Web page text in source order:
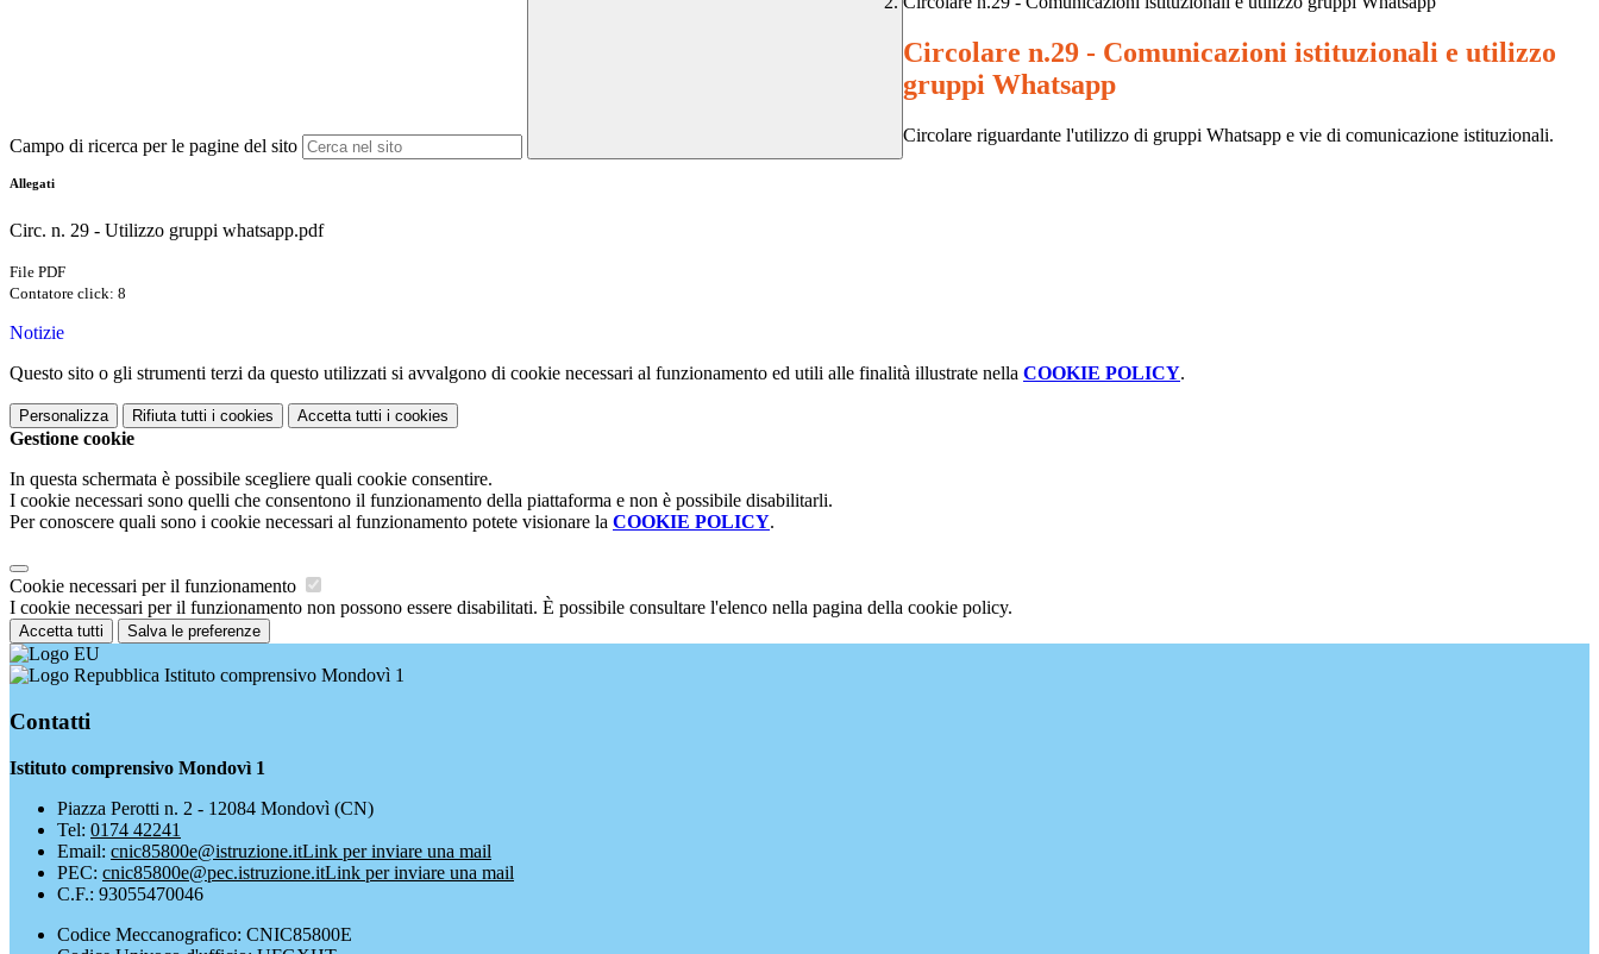
Campo di ricerca per le pagine del sito
Circolare n.29 - Comunicazioni istituzionali e utilizzo
gruppi Whatsapp
Circolare riguardante l'utilizzo di gruppi Whatsapp e vie di comunicazione istituzionali.
Allegati
Circ. n. 29 - Utilizzo gruppi whatsapp.pdf
File PDF
Contatore click: 8
Notizie
Questo sito o gli strumenti terzi da questo utilizzati si avvalgono di cookie necessari al funzionamento ed utili alle finalità illustrate nella COOKIE POLICY.
Personalizza Rifiuta tutti i cookies Accetta tutti i cookies
Gestione cookie
In questa schermata è possibile scegliere quali cookie consentire.
I cookie necessari sono quelli che consentono il funzionamento della piattaforma e non è possibile disabilitarli.
Per conoscere quali sono i cookie necessari al funzionamento potete visionare la COOKIE POLICY.
Cookie necessari per il funzionamento
I cookie necessari per il funzionamento non possono essere disabilitati. È possibile consultare l'elenco nella pagina della cookie policy.
Accetta tutti Salva le preferenze
Istituto comprensivo Mondovì 1
Contatti
Istituto comprensivo Mondovì 1
Piazza Perotti n. 2 - 12084 Mondovì (CN)
Tel: 0174 42241
Email: cnic85800e@istruzione.itLink per inviare una mail
PEC: cnic85800e@pec.istruzione.itLink per inviare una mail
C.F.: 93055470046
Codice Meccanografico: CNIC85800E